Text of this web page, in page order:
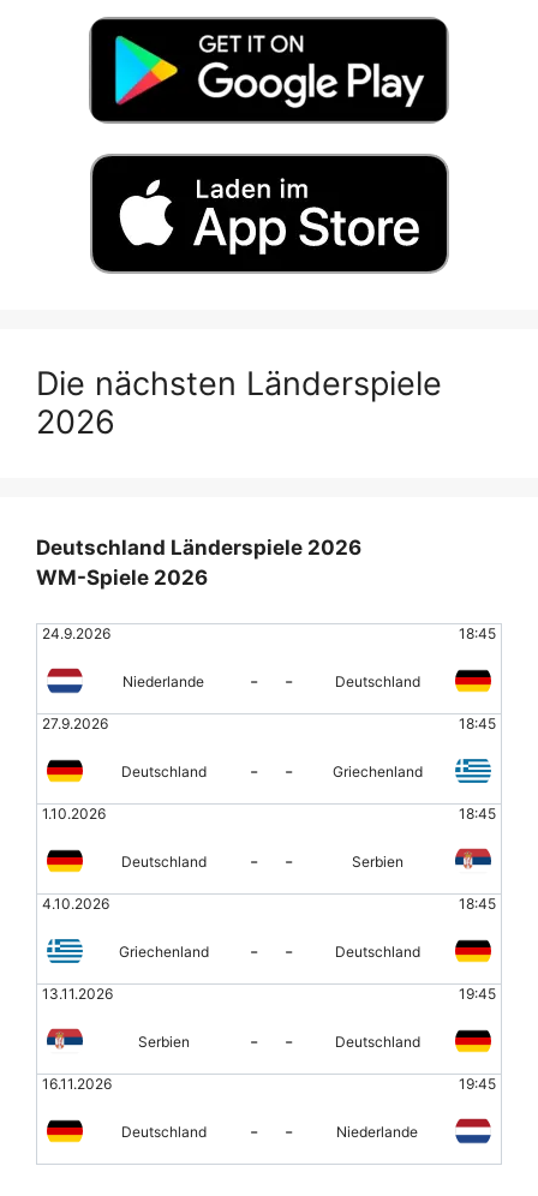
Die nächsten Länderspiele
2026
Deutschland Länderspiele 2026
WM-Spiele 2026
24.9.2026 18:45
Niederlande - - Deutschland
27.9.2026 18:45
Deutschland - - Griechenland
1.10.2026 18:45
Deutschland - - Serbien
4.10.2026 18:45
Griechenland - - Deutschland
13.11.2026 19:45
Serbien - - Deutschland
16.11.2026 19:45
Deutschland - - Niederlande